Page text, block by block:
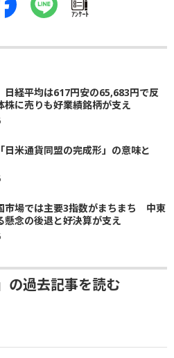
ｱﾝｹｰﾄ
日経平均は617円安の65,683円で反
に売りも好業績銘柄が支え
日米通貨同盟の完成形」の意味と
市場では主要3指数がまちまち 中東
懸念の後退と好決算が支え
の過去記事を読む